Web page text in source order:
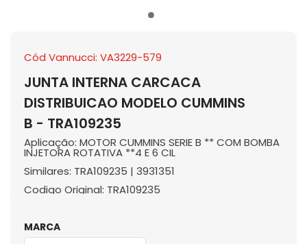
Cód Vannucci: VA3229-579
JUNTA INTERNA CARCACA
DISTRIBUICAO MODELO CUMMINS
B - TRA109235
Aplicação: MOTOR CUMMINS SERIE B ** COM BOMBA
INJETORA ROTATIVA **4 E 6 CIL
Similares: TRA109235 | 3931351
Codigo Original: TRA109235
MARCA